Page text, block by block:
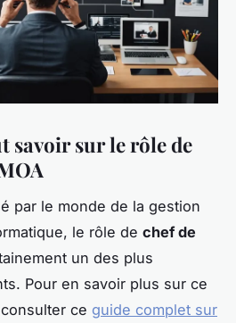
savoir sur le rôle de
par le monde de la gestion
le rôle de chef de
un des plus
Pour en savoir plus sur ce
ce guide complet sur